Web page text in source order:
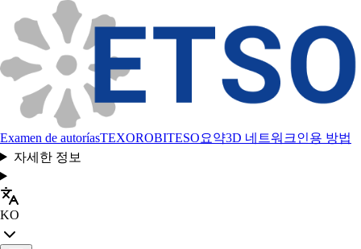
Examen de autoríasTEXOROBITESO요약3D 네트워크인용 방법
자세한 정보
KO